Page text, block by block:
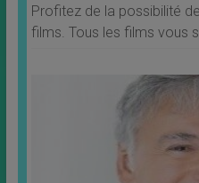
Profitez de la possibilité
films. Tous les films vous